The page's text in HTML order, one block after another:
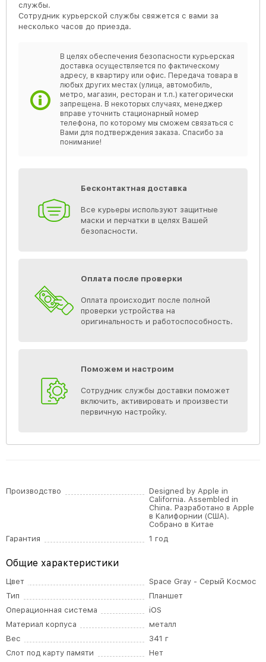
службы.
Сотрудник курьерской службы свяжется с вами за
несколько часов до приезда.
В целях обеспечения безопасности курьерская
доставка осуществляется по фактическому
адресу, в квартиру или офис. Передача товара в
любых других местах (улица, автомобиль,
метро, магазин, ресторан и т.п.) категорически
запрещена. В некоторых случаях, менеджер
вправе уточнить стационарный номер
телефона, по которому мы сможем связаться с
Вами для подтверждения заказа. Спасибо за
понимание!
Бесконтактная доставка
Все курьеры используют защитные
маски и перчатки в целях Вашей
безопасности.
Оплата после проверки
Оплата происходит после полной
проверки устройства на
оригинальность и работоспособность.
Поможем и настроим
Сотрудник службы доставки поможет
включить, активировать и произвести
первичную настройку.
Производство
Designed by Apple in
California. Assembled in
China. Разработано в Apple
в Калифорнии (США).
Собрано в Китае
Гарантия
1 год
Общие характеристики
Цвет
Space Gray - Серый Космос
Тип
Планшет
Операционная система
iOS
Материал корпуса
металл
Вес
341 г
Слот под карту памяти
Нет